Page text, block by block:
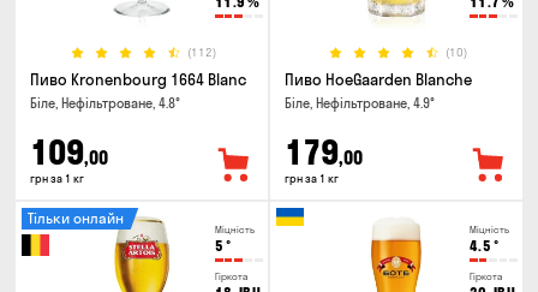
(112)
Пиво Kronenbourg 1664 Blanc
Біле, Нефільтроване, 4.8°
109,00
грн за 1 кг
(10)
Пиво HoeGaarden Blanche
Біле, Нефільтроване, 4.9°
179,00
грн за 1 кг
Міцність
5 °
Гіркота
Тільки онлайн
Міцність
4.5 °
Гіркота